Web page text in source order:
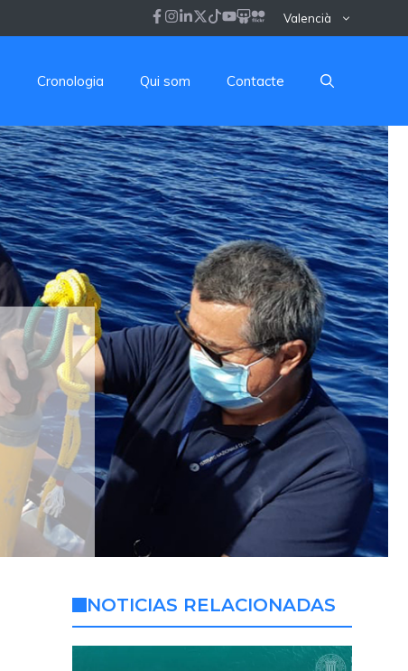
Valencià
Cronologia Qui som Contacte
NOTICIAS RELACIONADAS